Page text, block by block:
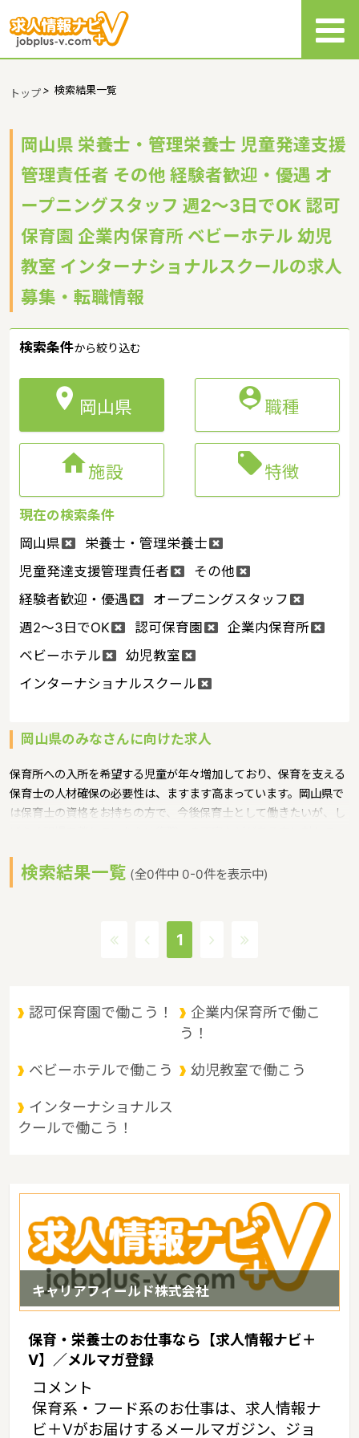
トップ> 検索結果一覧
岡山県 栄養士・管理栄養士 児童発達支援
管理責任者 その他 経験者歓迎・優遇 オ
ープニングスタッフ 週2～3日でOK 認可
保育園 企業内保育所 ベビーホテル 幼児
教室 インターナショナルスクールの求人
募集・転職情報
検索条件から絞り込む
 岡山県 職種
施設 特徴
現在の検索条件
岡山県
栄養士・管理栄養士
児童発達支援管理責任者
その他
経験者歓迎・優遇
オープニングスタッフ
週2～3日でOK
認可保育園
企業内保育所
ベビーホテル
幼児教室
インターナショナルスクール
岡山県のみなさんに向けた求人
保育所への入所を希望する児童が年々増加しており、保育を支える
保育士の人材確保の必要性は、ますます高まっています。岡山県で
は保育士の資格をお持ちの方で、今後保育士として働きたいが、し
に関する取り組みを行っています。
岡山県の政令指定都市は岡山市、人口は1910139人（2017/5/1現
町村は27。岡山県の家賃相場：5.6万円（2017年10月賃貸住宅 D-
接。南は瀬戸内海を臨んで四国に、北は山陰地方と接しており、 中
四国地方の交通の要衝として古くから重要な位置にあります。県北
部は、中国山地と盆地、中部は吉備高原などの丘陵地、南部は平野
に大きく分けられます。 県北部は山と温泉に、南部は穏やかな海と
検索結果一覧 (全0件中 0-0件を表示中)
1
認可保育園で働こう！
企業内保育所で働こ
う！
ベビーホテルで働こう 幼児教室で働こう
インターナショナルス
クールで働こう！
キャリアフィールド株式会社
保育・栄養士のお仕事なら【求人情報ナビ＋
V】／メルマガ登録
コメント
保育系・フード系のお仕事は、求人情報ナ
ビ＋Vがお届けするメールマガジン、ジョ